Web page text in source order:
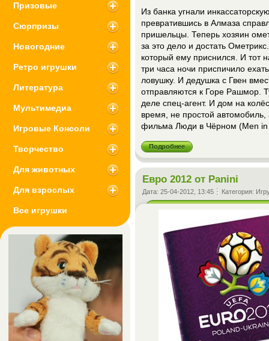
Из банка угнали
превратившись в Алмаза
пришельцы. Теперь хозяин
за это дело и достать
который ему приснился. И тот
три часа ночи приспичило
ловушку. И дедушка с Гвен
отправляются к Горе Рашмор.
деле спец-агент. И дом на
время, не простой
фильма Люди в Чёрном (Men in
Подробнее
Евро 2012 от Panini
Дата: 25-04-2012, 13:45 Категория:
Призовые
Сюрпризы
Новогодние
Ретро игрушки
Литература
Мультимедиа
Игровые Консоли
Творчество
Для животных
Для взрослых
Все игрушки